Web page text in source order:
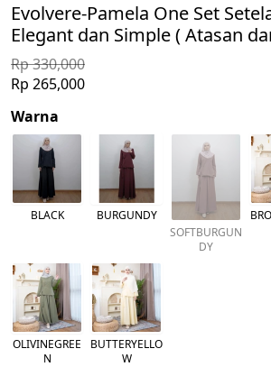
Evolvere-Pamela One Set
Elegant dan Simple ( Atasan
Rp 330,000
Rp 265,000
Warna
BLACK
BURGUNDY
SOFTBURGUN
DY
OLIVINEGREE
N
BUTTERYELLO
W